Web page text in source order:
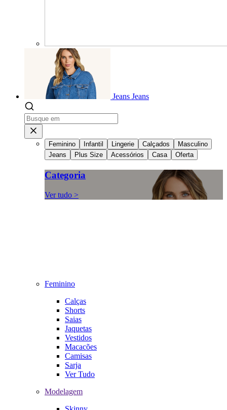
Jeans Jeans
Feminino Infantil Lingerie Calçados
Masculino
Jeans
Plus Size Acessórios Casa Oferta
Categoria
Ver tudo >
Feminino
Calças
Shorts
Saias
Jaquetas
Vestidos
Macacões
Camisas
Sarja
Ver Tudo
Modelagem